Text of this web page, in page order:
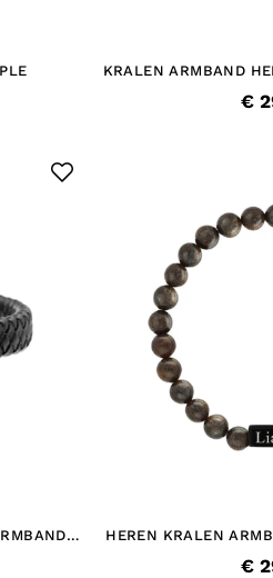
KRALEN ARMBAND
€
HEREN KRALEN
€